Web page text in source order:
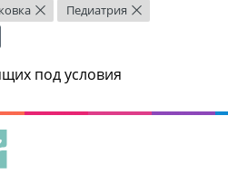
× Педиатрия ×
под условия